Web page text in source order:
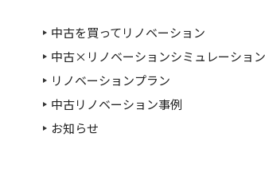
中古を買ってリノベーション
中古×リノベーションシミュレーション
リノベーションプラン
中古リノベーション事例
お知らせ